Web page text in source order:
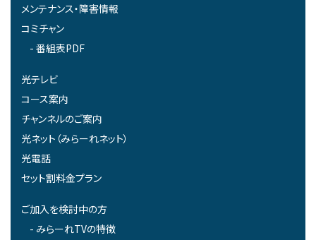
メンテナンス・障害情報
コミチャン
番組表PDF
光テレビ
コース案内
チャンネルのご案内
光ネット（みらーれネット）
光電話
セット割料金プラン
ご加入を検討中の方
みらーれTVの特徴